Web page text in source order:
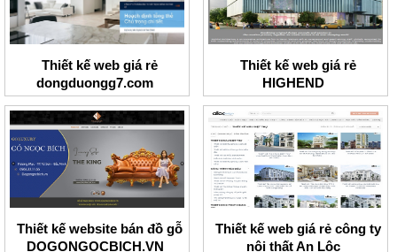
Thiết kế web giá rẻ
dongduongg7.com
Thiết kế web giá rẻ
HIGHEND
Thiết kế website bán đồ gỗ
DOGONGOCBICH.VN
Thiết kế web giá rẻ công ty
nội thất An Lộc